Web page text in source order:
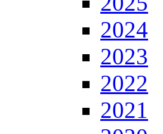
2024
2023
2022
2021